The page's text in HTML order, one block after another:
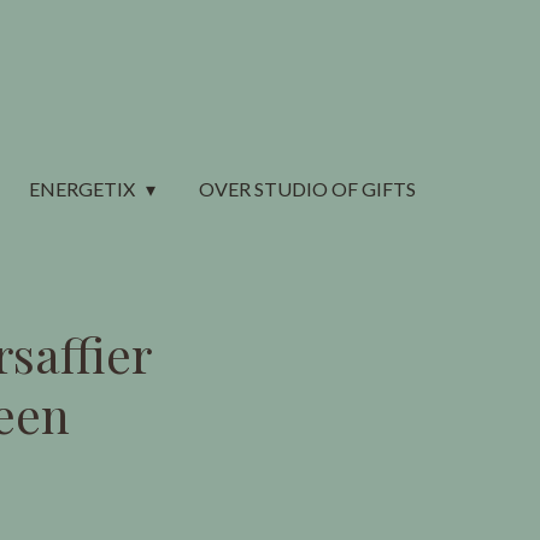
ENERGETIX OVER STUDIO OF GIFTS